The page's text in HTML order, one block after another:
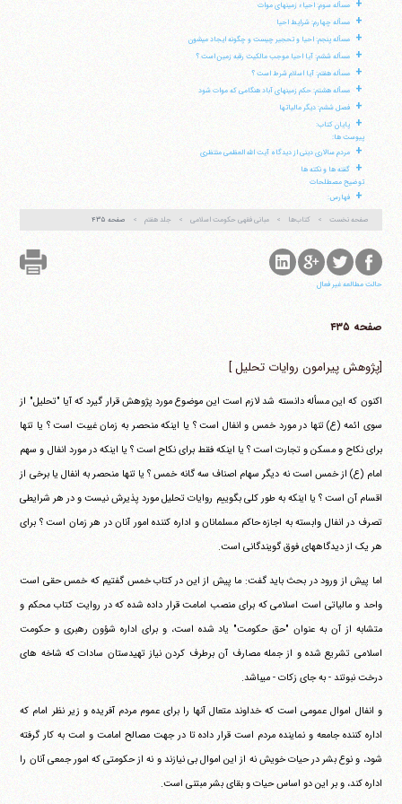
+ مسأله سوم: احیاء زمینهای موات
+ مسأله چهارم: شرایط احیا
+ مسأله پنجم: احیا و تحجیر چیست و چگونه ایجاد می‎شون
+ مسأله ششم: آیا احیا موجب مالکیت رقبه زمین است ؟
+ مسأله هفتم: آیا اسلام شرط است ؟
+ مسأله هشتم: حکم زمینهای آباد هنگامی که موات شود
+ فصل ششم: دیگر مالیاتها
+
پایان کتاب:
پیوست ها:
+ مردم سالاری دینی از دیدگاه آیت الله العظمی منتظری
+
گفته ها و نکته ها
توضیح مصطلحات
+ فهارس:
صفحه نخست کتاب‌ها مبانی فقهی حکومت اسلامی جلد هفتم صفحه ۴۳۵
حالت مطالعه غیر فعال
صفحه ۴۳۵
[پژوهش پیرامون روایات تحلیل ]
اکنون که این مسأله دانسته شد لازم است این موضوع مورد پژوهش قرار گیرد که آیا "تحلیل" از
سوی ائمه (ع) تنها در مورد خمس و انفال است ؟ یا اینکه منحصر به زمان غیبت است ؟ یا تنها
برای نکاح و مسکن و تجارت است ؟ یا اینکه فقط برای نکاح است ؟ یا اینکه در مورد انفال و سهم
امام (ع) از خمس است نه دیگر سهام اصناف سه گانه خمس ؟ یا تنها منحصر به انفال یا برخی از
اقسام آن است ؟ یا اینکه به طور کلی بگوییم روایات تحلیل مورد پذیرش نیست و در هر شرایطی
تصرف در انفال وابسته به اجازه حاکم مسلمانان و اداره کننده امور آنان در هر زمان است ؟ برای
هر یک از دیدگاههای فوق گویندگانی است.
اما پیش از ورود در بحث باید گفت: ما پیش از این در کتاب خمس گفتیم که خمس حقی است
واحد و مالیاتی است اسلامی که برای منصب امامت قرار داده شده که در روایت کتاب محکم و
متشابه از آن به عنوان "حق حکومت" یاد شده است، و برای اداره شؤون رهبری و حکومت
اسلامی تشریع شده و از جمله مصارف آن برطرف کردن نیاز تهیدستان سادات که شاخه های
درخت نبوتند - به جای زکات - می‎باشد.
و انفال اموال عمومی است که خداوند متعال آنها را برای عموم مردم آفریده و زیر نظر امام که
اداره کننده جامعه و نماینده مردم است قرار داده تا در جهت مصالح امامت و امت به کار گرفته
شود، و نوع بشر در حیات خویش نه از این اموال بی نیازند و نه از حکومتی که امور جمعی آنان را
اداره کند، و بر این دو اساس حیات و بقای بشر مبتنی است.